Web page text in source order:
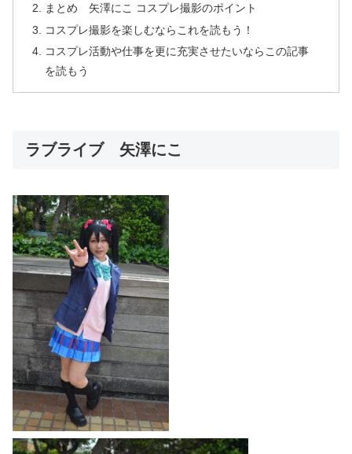
まとめ 矢澤にこ コスプレ撮影のポイント
コスプレ撮影を楽しむならこれを読もう！
コスプレ活動や仕事を更に充実させたいならこの記事
を読もう
ラブライブ 矢澤にこ